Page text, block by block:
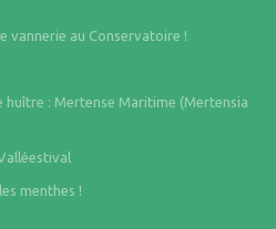
vannerie au Conservatoire !
huître : Mertense Maritime (Mertensia
menthes !